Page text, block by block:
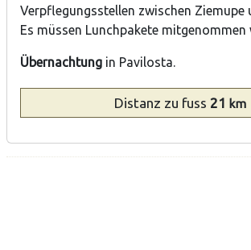
Verpflegungsstellen zwischen Ziemupe
Es müssen Lunchpakete mitgenommen
Übernachtung in Pavilosta.
Distanz zu fuss 21 km